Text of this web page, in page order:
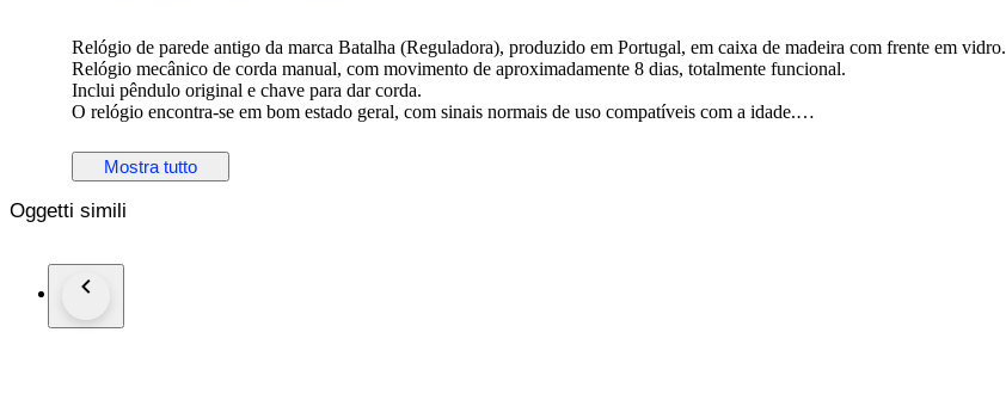
Relógio de parede antigo da marca Batalha (Reguladora), produzido em Portugal, em caixa de madeira com frente em vidro.
Relógio mecânico de corda manual, com movimento de aproximadamente 8 dias, totalmente funcional.
Inclui pêndulo original e chave para dar corda.
O relógio encontra-se em bom estado geral, com sinais normais de uso compatíveis com a idade.
Peça decorativa clássica, ideal para colecionadores ou para decoração de interiores de estilo vintage.
Será cuidadosamente embalado para envio seguro.
Mostra tutto
Oggetti simili